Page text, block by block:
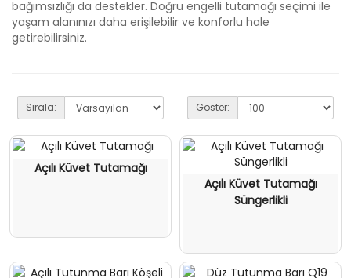
bağımsızlığı da destekler. Doğru engelli tutamağı seçimi ile
yaşam alanınızı daha erişilebilir ve konforlu hale
getirebilirsiniz.
Sırala: Göster:
Açılı Küvet Tutamağı
Açılı Küvet Tutamağı
Süngerlikli